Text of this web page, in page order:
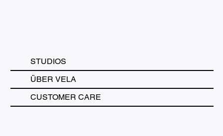
STUDIOS
ÜBER VELA
CUSTOMER CARE